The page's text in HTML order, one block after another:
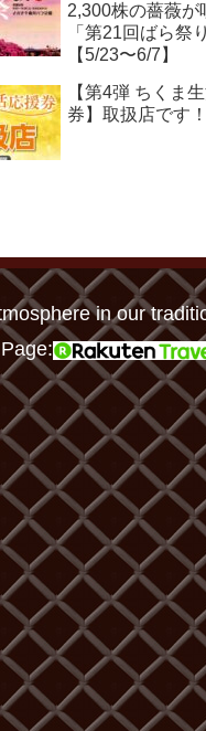
2,300株の薔薇が
「第21回ばら祭
【5/23〜6/7】
【第4弾 ちくま
券】取扱店です！
in our